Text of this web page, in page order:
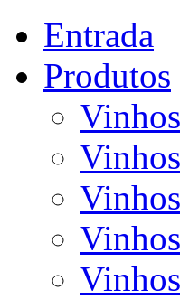
Entrada
Produtos